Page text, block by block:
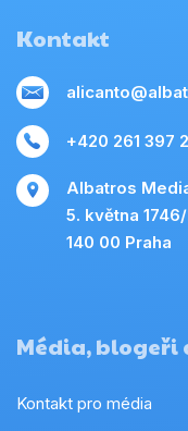
Kontakt
+420 261 397
Albatros
5. května
140 00 Praha
Média, blogeři
Kontakt pro média